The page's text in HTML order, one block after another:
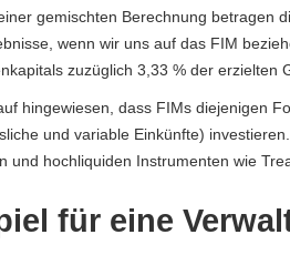
gemischten Berechnung betragen
wenn wir uns auf das FIM
zuzüglich 3,33 % der erzielten
hingewiesen, dass FIMs diejenigen
und variable Einkünfte)
und hochliquiden Instrumenten wie
für eine